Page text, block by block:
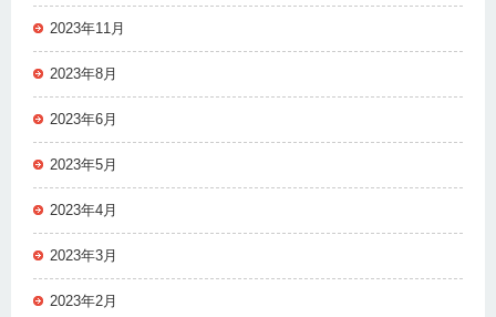
2023年11月
2023年8月
2023年6月
2023年5月
2023年4月
2023年3月
2023年2月